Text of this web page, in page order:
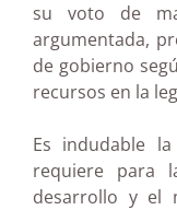
su voto de
argumentada,
de gobierno
recursos en la
Es indudable
requiere para
desarrollo y el